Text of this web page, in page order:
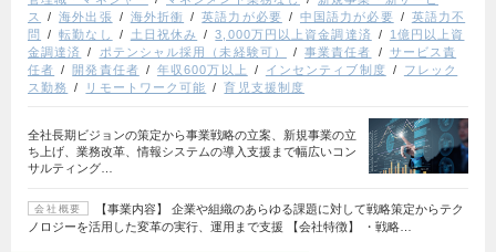
ス
海外出張 海外折衝 英語力が必要 中国語力が必要
英語力不
問
転勤なし 土日祝休み 3,000万円以上資金調達済
1億円以上資
金調達済
ポテンシャル採用（未経験可） 事業責任者
サービス責
任者
開発責任者 年収600万以上 インセンティブ制度
フレック
ス勤務
リモートワーク可能 育児支援制度
全社長期ビジョンの策定から事業戦略の立案、新規事業の立
ち上げ、業務改革、情報システムの導入支援まで幅広いコン
サルティング…
会社概要
【事業内容】 企業や組織のあらゆる課題に対して戦略策定からテク
ノロジーを活用した変革の実行、運用まで支援 【会社特徴】 ・戦略…